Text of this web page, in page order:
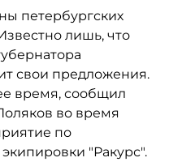
петербургских
лишь, что
свои предложения.
время, сообщил
во время
по
"Ракурс".